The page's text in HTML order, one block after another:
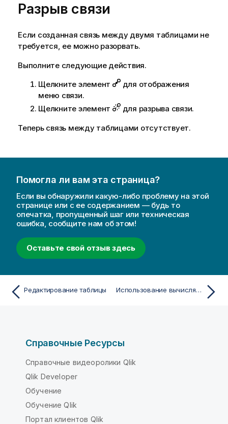
Разрыв связи
Если созданная связь между двумя таблицами не
требуется, ее можно разорвать.
Выполните следующие действия.
Щелкните элемент
для отображения
меню связи.
Щелкните элемент
для разрыва связи.
Теперь связь между таблицами отсутствует.
Помогла ли вам эта страница?
Если вы обнаружили какую-либо проблему на этой
странице или с ее содержанием — будь то
опечатка, пропущенный шаг или техническая
ошибка, сообщите нам об этом!
Оставьте свой отзыв здесь
Редактирование таблицы Использование вычисляемых полей
Справочные Ресурсы
Справочные видеоролики Qlik
Qlik Developer
Обучение
Обучение Qlik
Портал клиентов Qlik